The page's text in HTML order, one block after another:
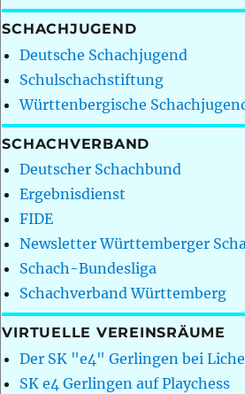
SCHACHJUGEND
Deutsche Schachjugend
Schulschachstiftung
Württenbergische
SCHACHVERBAND
Deutscher Schachbund
Ergebnisdienst
FIDE
Newsletter Württemberger
Schach-Bundesliga
Schachverband Württemberg
VIRTUELLE VEREINSRÄUME
Der SK "e4" Gerlingen bei
SK e4 Gerlingen auf Playchess